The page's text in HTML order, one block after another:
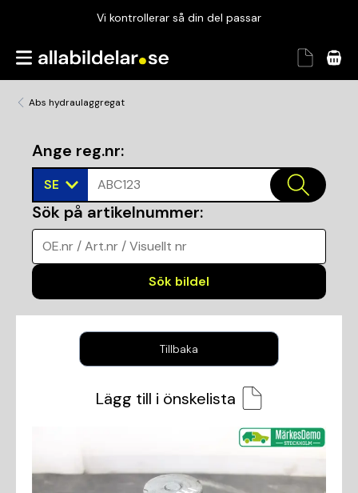
Vi kontrollerar så din del passar
Garanterad passform
Abs hydraulaggregat
Ange reg.nr:
SE ABC123
Sök på artikelnummer:
OE.nr / Art.nr / Visuellt nr
Sök bildel
Tillbaka
Lägg till i önskelista